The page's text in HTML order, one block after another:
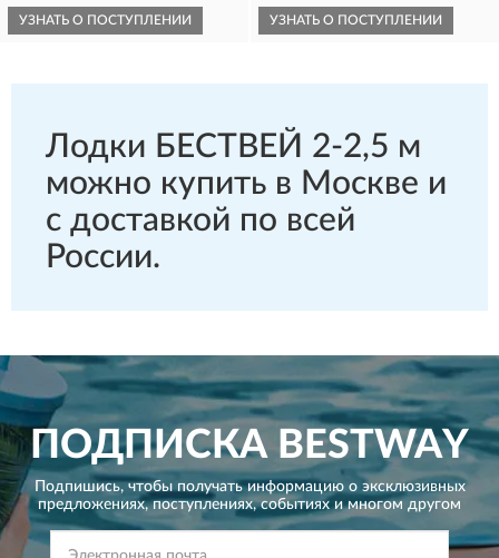
УЗНАТЬ О ПОСТУПЛЕНИИ УЗНАТЬ О ПОСТУПЛЕНИИ
Лодки БЕСТВЕЙ 2-2,5 м
можно купить в Москве и
с доставкой по всей
России.
ПОДПИСКАBESTWAY
Подпишись, чтобы получать информацию о эксклюзивных
предложениях,поступлениях, событиях и многом другом